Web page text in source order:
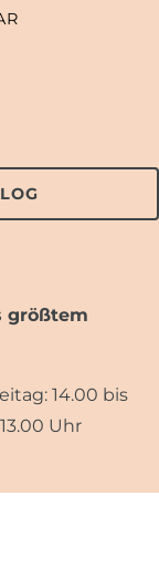
größtem
14.00 bis
Uhr